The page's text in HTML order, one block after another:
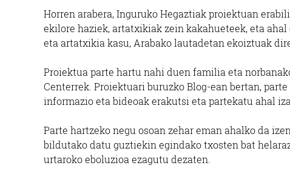
Horren arabera, Inguruko Hegaztiak proiektuan
ekilore haziek, artatxikiak zein kakahueteek, eta
eta artatxikia kasu, Arabako lautadetan ekoiztuak
Proiektua parte hartu nahi duen familia eta
Centerrek. Proiektuari buruzko Blog-ean bertan,
informazio eta bideoak erakutsi eta partekatu ahal
Parte hartzeko negu osoan zehar eman ahalko da
bildutako datu guztiekin egindako txosten bat
urtaroko eboluzioa ezagutu dezaten.